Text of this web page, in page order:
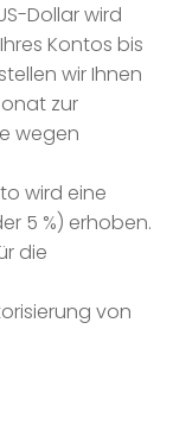
Dollar wird
Kontos bis
wir Ihnen
zur
wegen
wird eine
5 %) erhoben.
die
von